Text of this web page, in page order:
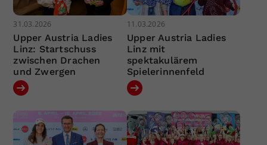
31.03.2026
Upper Austria Ladies
Linz: Startschuss
zwischen Drachen
und Zwergen
11.03.2026
Upper Austria Ladies
Linz mit
spektakulärem
Spielerinnenfeld